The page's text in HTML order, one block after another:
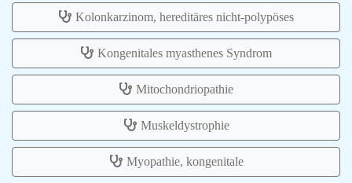
Kolonkarzinom, hereditäres nicht-polypöses
Kongenitales myasthenes Syndrom
Mitochondriopathie
Muskeldystrophie
Myopathie, kongenitale